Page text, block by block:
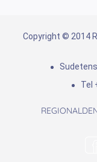
Copyright © 2014
Tel